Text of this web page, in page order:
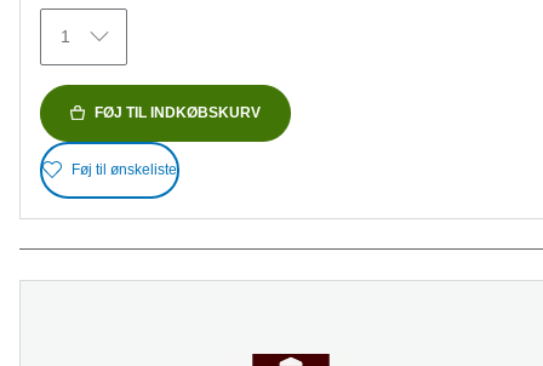
152
anmeldelser
1
FØJ TIL INDKØBSKURV
Føj til ønskeliste